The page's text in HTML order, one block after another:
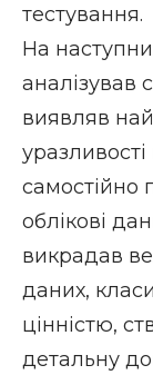
тестування.
На
аналізував
виявляв
самостійно
облікові
викрадав
даних,
цінністю,
детальну